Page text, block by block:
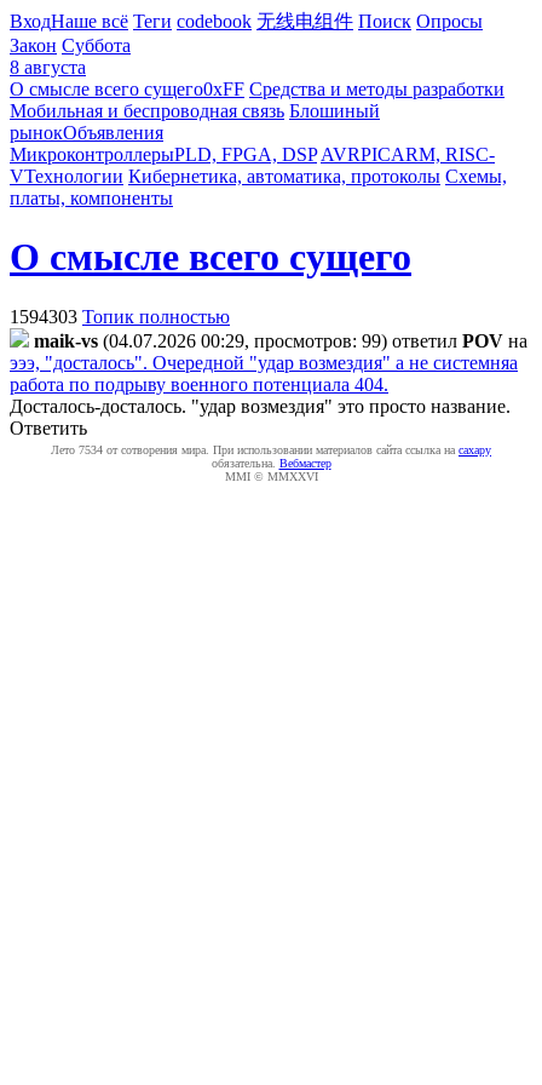
ВходНаше всё Теги codebook 无线电组件 Поиск Опросы
Закон Суббота
8 августа
О смысле всего сущего0xFF Средства и методы разработки
Мобильная и беспроводная связь Блошиный
рынокОбъявления
МикроконтроллерыPLD, FPGA, DSP AVRPICARM, RISC-
VТехнологии Кибернетика, автоматика, протоколы Схемы,
платы, компоненты
О смысле всего сущего
1594303 Топик полностью
maik-vs (04.07.2026 00:29, просмотров: 99) ответил POV на
эээ, "досталось". Очередной "удар возмездия" а не системняа
работа по подрыву военного потенциала 404.
Досталось-досталось. "удар возмездия" это просто название.
Ответить
Лето 7534 от сотворения мира. При использовании материалов сайта ссылка на caxapу
обязательна. Вебмастер
MMI © MMXXVI